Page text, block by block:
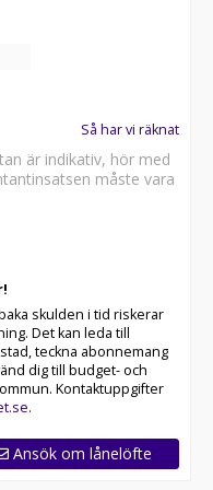
Så har vi räknat
är indikativ, hör med
måste vara
skulden i tid riskerar
Det kan leda till
teckna abonnemang
dig till budget- och
Kontaktuppgifter
.
Ansök om lånelöfte